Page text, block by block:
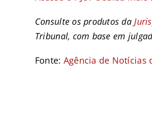
Consulte os produtos da
Tribunal, com base em
Fonte: Agência de Notícias